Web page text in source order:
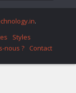
.
Styles
nous ? Contact